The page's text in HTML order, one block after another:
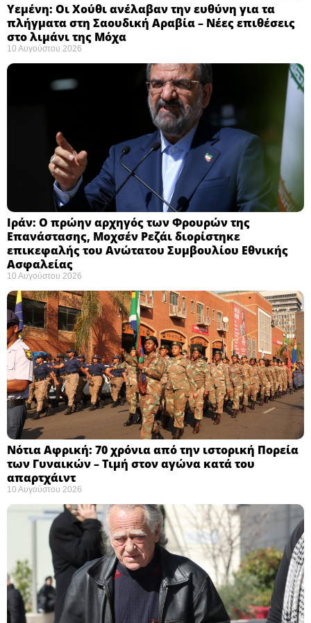
Υεμένη: Οι Χούθι ανέλαβαν την ευθύνη για τα
πλήγματα στη Σαουδική Αραβία – Νέες επιθέσεις
στο λιμάνι της Μόχα ​
10 Αυγούστου 2026
Ιράν: Ο πρώην αρχηγός των Φρουρών της
Επανάστασης, Μοχσέν Ρεζάι διορίστηκε
επικεφαλής του Ανώτατου Συμβουλίου Εθνικής
Ασφαλείας ​
10 Αυγούστου 2026
Νότια Αφρική: 70 χρόνια από την ιστορική Πορεία
των Γυναικών – Τιμή στον αγώνα κατά του
απαρτχάιντ ​
10 Αυγούστου 2026